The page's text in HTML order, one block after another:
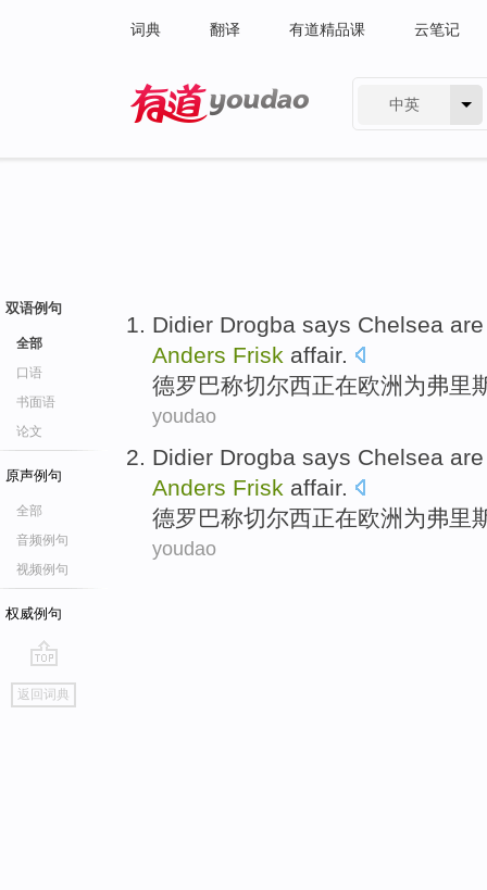
词典 翻译 有道精品课 云笔记
中英
双语例句
全部
口语
书面语
论文
原声例句
全部
音频例句
视频例句
权威例句
go
top
返回词典
Didier Drogba says Chelsea are
Anders Frisk affair.
德罗巴称切尔西正在欧洲 为弗里
youdao
Didier Drogba says Chelsea are
Anders Frisk affair.
德罗巴称切尔西正在欧洲 为弗里
youdao